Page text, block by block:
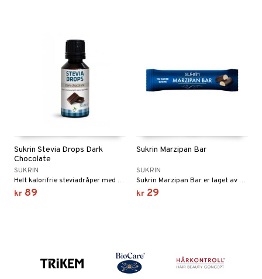
Sukrin Stevia Drops Dark
Chocolate
SUKRIN
Helt kalorifrie steviadråper med sjokoladesmak.
kr 89
Sukrin Marzipan Bar
SUKRIN
Sukrin Marzipan Bar er laget av den populære SukrinMarsipanen og omgitt av rik, mørk SukrinSjokolade.
kr 29